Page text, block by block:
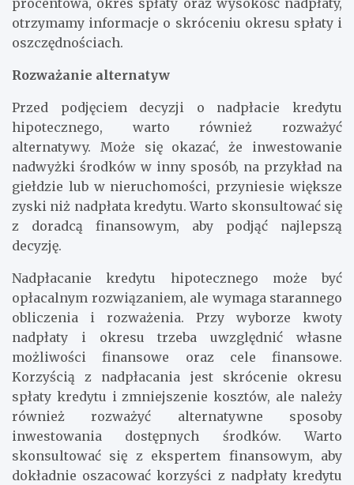
procentowa, okres spłaty oraz wysokość nadpłaty,
otrzymamy informacje o skróceniu okresu spłaty i
oszczędnościach.
Rozważanie alternatyw
Przed podjęciem decyzji o nadpłacie kredytu
hipotecznego, warto również rozważyć
alternatywy. Może się okazać, że inwestowanie
nadwyżki środków w inny sposób, na przykład na
giełdzie lub w nieruchomości, przyniesie większe
zyski niż nadpłata kredytu. Warto skonsultować się
z doradcą finansowym, aby podjąć najlepszą
decyzję.
Nadpłacanie kredytu hipotecznego może być
opłacalnym rozwiązaniem, ale wymaga starannego
obliczenia i rozważenia. Przy wyborze kwoty
nadpłaty i okresu trzeba uwzględnić własne
możliwości finansowe oraz cele finansowe.
Korzyścią z nadpłacania jest skrócenie okresu
spłaty kredytu i zmniejszenie kosztów, ale należy
również rozważyć alternatywne sposoby
inwestowania dostępnych środków. Warto
skonsultować się z ekspertem finansowym, aby
dokładnie oszacować korzyści z nadpłaty kredytu